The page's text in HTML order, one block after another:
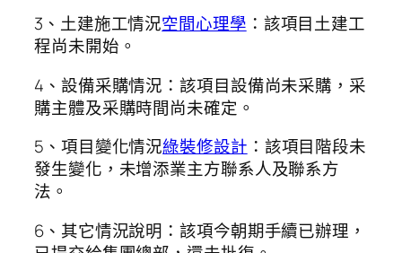
3、土建施工情況空間心理學 ：該項目土建工
程尚未開始。
4、設備采購情況：該項目設備尚未采購，采
購主體及采購時間尚未確定。
5、項目變化情況綠裝修設計 ：該項目階段未
發生變化，未增添業主方聯系人及聯系方
法。
6、其它情況說明：該項今朝期手續已辦理，